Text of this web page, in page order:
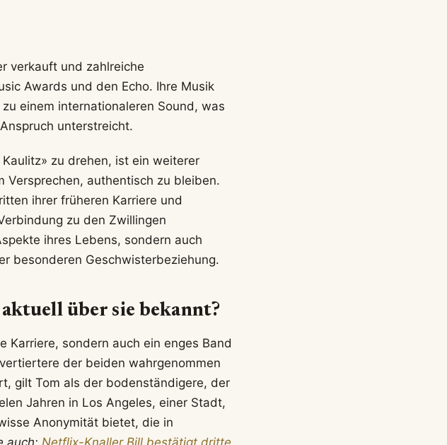
verkauft und zahlreiche
Awards und den Echo. Ihre Musik
einem internationaleren Sound, was
unterstreicht.
zu drehen, ist ein weiterer
Versprechen, authentisch zu bleiben.
ihrer früheren Karriere und
zu den Zwillingen
ihres Lebens, sondern auch
besonderen Geschwisterbeziehung.
über sie bekannt?
Karriere, sondern auch ein enges Band
der beiden wahrgenommen
gilt Tom als der bodenständigere, der
Jahren in Los Angeles, einer Stadt,
Anonymität bietet, die in